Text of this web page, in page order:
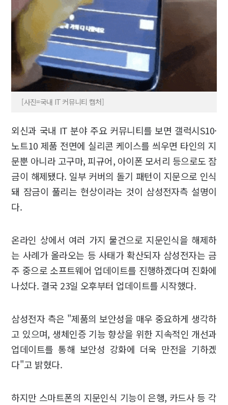
[사진=국내 IT 커뮤니티 캡처]
외신과 국내 IT 분야 주요 커뮤니티를 보면 갤럭시S10·
노트10 제품 전면에 실리콘 케이스를 씌우면 타인의 지
문뿐 아니라 고구마, 피규어, 아이폰 모서리 등으로도 잠
금이 해제됐다. 일부 커버의 돌기 패턴이 지문으로 인식
돼 잠금이 풀리는 현상이라는 것이 삼성전자측 설명이
다.
온라인 상에서 여러 가지 물건으로 지문인식을 해제하
는 사례가 올라오는 등 사태가 확산되자 삼성전자는 금
주 중으로 소프트웨어 업데이트를 진행하겠다며 진화에
나섰다. 결국 23일 오후부터 업데이트를 시작했다.
삼성전자 측은 "제품의 보안성을 매우 중요하게 생각하
고 있으며, 생체인증 기능 향상을 위한 지속적인 개선과
업데이트를 통해 보안성 강화에 더욱 만전을 기하겠
다"고 밝혔다.
하지만 스마트폰의 지문인식 기능이 은행, 카드사 등 각